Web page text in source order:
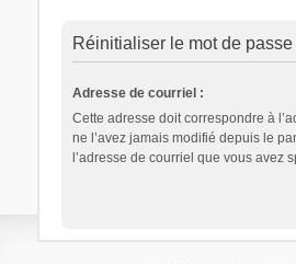
Réinitialiser le mot de passe
Adresse de courriel :
Cette adresse doit correspondre à
ne l’avez jamais modifié depuis le
l’adresse de courriel que vous avez